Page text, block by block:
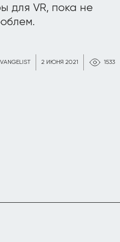
2 ИЮНЯ 2021 1533
для VR, пока не